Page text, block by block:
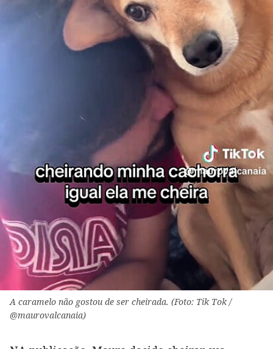
A caramelo não gostou de ser cheirada. (Foto: Tik Tok /
@maurovalcanaia)